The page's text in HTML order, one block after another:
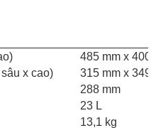
485 mm x 400
x cao)
315 mm x 349
288 mm
23 L
13,1 kg